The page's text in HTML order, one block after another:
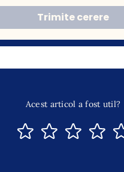
Trimite cerere
Acest articol a fost util?